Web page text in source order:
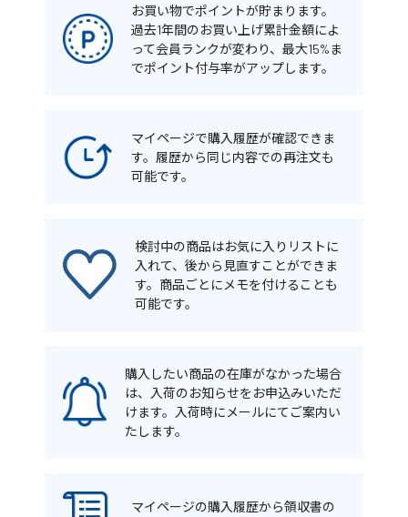
お買い物でポイントが貯まります。
過去1年間のお買い上げ累計金額によ
って会員ランクが変わり、最大15%ま
でポイント付与率がアップします。
マイページで購入履歴が確認できま
す。履歴から同じ内容での再注文も
可能です。
検討中の商品はお気に入りリストに
入れて、後から見直すことができま
す。商品ごとにメモを付けることも
可能です。
購入したい商品の在庫がなかった場合
は、入荷のお知らせをお申込みいただ
けます。入荷時にメールにてご案内い
たします。
マイページの購入履歴から領収書の